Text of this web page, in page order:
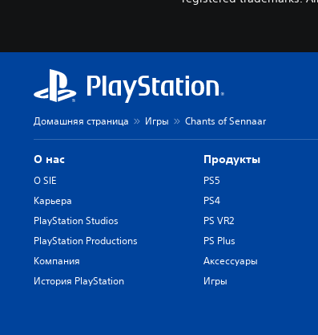
Домашняя страница Игры Chants of Sennaar
О нас
О SIE
Карьера
PlayStation Studios
PlayStation Productions
Компания
История PlayStation
Продукты
PS5
PS4
PS VR2
PS Plus
Аксессуары
Игры